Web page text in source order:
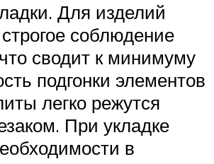
Для изделий
соблюдение
сводит к минимуму
подгонки элементов
легко режутся
При укладке
в